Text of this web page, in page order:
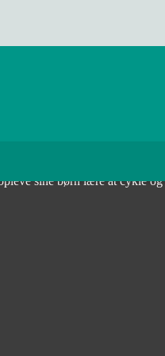
sine børn lære at cykle og